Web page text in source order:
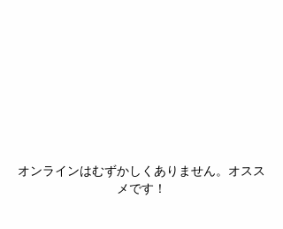
オンラインはむずかしくありません。オスス
メです！